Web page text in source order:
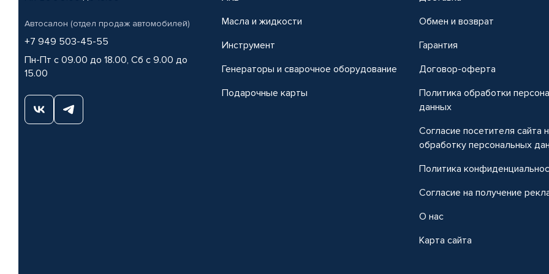
Автосалон (отдел продаж автомобилей)
+7 949 503-45-55
Пн-Пт с 09.00 до 18.00, Сб с 9.00 до
15.00
Масла и жидкости
Инструмент
Генераторы и сварочное оборудование
Подарочные карты
Обмен и возврат
Гарантия
Договор-оферта
Политика обработки
данных
Согласие посетителя сайта
обработку персональных
Политика
Согласие на получение
О нас
Карта сайта